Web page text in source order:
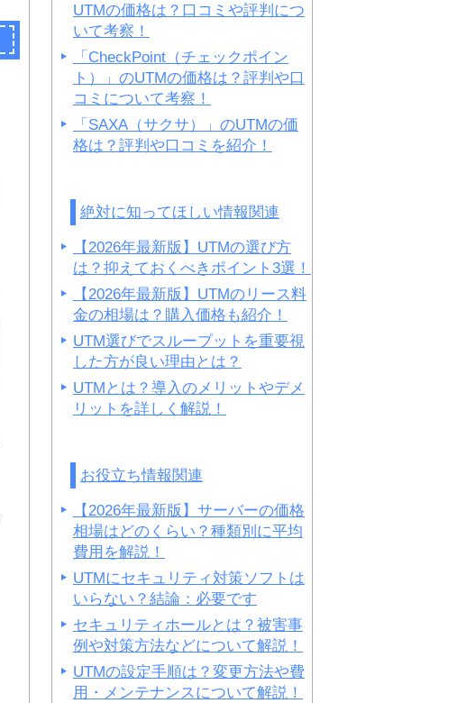
UTMの価格は？口コミや評判につ
いて考察！
「CheckPoint（チェックポイン
ト）」のUTMの価格は？評判や口
コミについて考察！
「SAXA（サクサ）」のUTMの価
格は？評判や口コミを紹介！
絶対に知ってほしい情報関連
【2026年最新版】UTMの選び方
は？抑えておくべきポイント3選！
【2026年最新版】UTMのリース料
金の相場は？購入価格も紹介！
UTM選びでスループットを重要視
した方が良い理由とは？
UTMとは？導入のメリットやデメ
リットを詳しく解説！
お役立ち情報関連
【2026年最新版】サーバーの価格
相場はどのくらい？種類別に平均
費用を解説！
UTMにセキュリティ対策ソフトは
いらない？結論：必要です
セキュリティホールとは？被害事
例や対策方法などについて解説！
UTMの設定手順は？変更方法や費
用・メンテナンスについて解説！